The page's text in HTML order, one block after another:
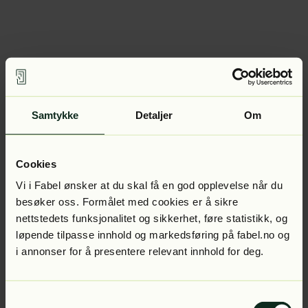
Samtykke Detaljer Om
Cookies
Vi i Fabel ønsker at du skal få en god opplevelse når du
besøker oss. Formålet med cookies er å sikre
nettstedets funksjonalitet og sikkerhet, føre statistikk, og
løpende tilpasse innhold og markedsføring på fabel.no og
i annonser for å presentere relevant innhold for deg.